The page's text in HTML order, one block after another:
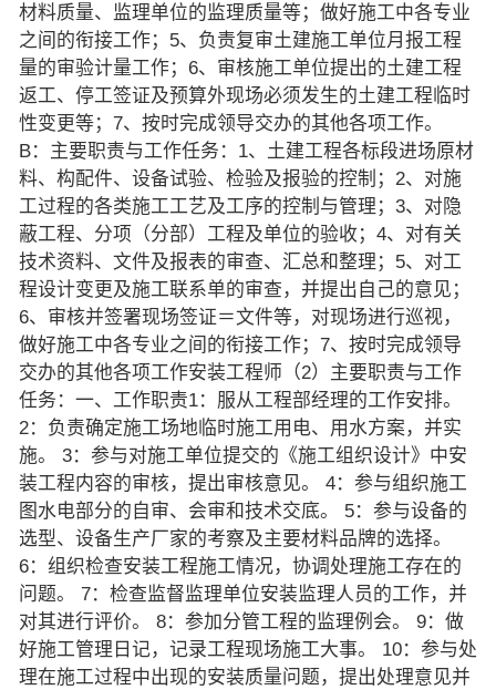
材料质量、监理单位的监理质量等；做好施工中各专业
之间的衔接工作；5、负责复审土建施工单位月报工程
量的审验计量工作；6、审核施工单位提出的土建工程
返工、停工签证及预算外现场必须发生的土建工程临时
性变更等；7、按时完成领导交办的其他各项工作。
B：主要职责与工作任务：1、土建工程各标段进场原材
料、构配件、设备试验、检验及报验的控制；2、对施
工过程的各类施工工艺及工序的控制与管理；3、对隐
蔽工程、分项（分部）工程及单位的验收；4、对有关
技术资料、文件及报表的审查、汇总和整理；5、对工
程设计变更及施工联系单的审查，并提出自己的意见；
6、审核并签署现场签证＝文件等，对现场进行巡视，
做好施工中各专业之间的衔接工作；7、按时完成领导
交办的其他各项工作安装工程师（2）主要职责与工作
任务：一、工作职责1：服从工程部经理的工作安排。
2：负责确定施工场地临时施工用电、用水方案，并实
施。 3：参与对施工单位提交的《施工组织设计》中安
装工程内容的审核，提出审核意见。 4：参与组织施工
图水电部分的自审、会审和技术交底。 5：参与设备的
选型、设备生产厂家的考察及主要材料品牌的选择。
6：组织检查安装工程施工情况，协调处理施工存在的
问题。 7：检查监督监理单位安装监理人员的工作，并
对其进行评价。 8：参加分管工程的监理例会。 9：做
好施工管理日记，记录工程现场施工大事。 10：参与处
理在施工过程中出现的安装质量问题，提出处理意见并